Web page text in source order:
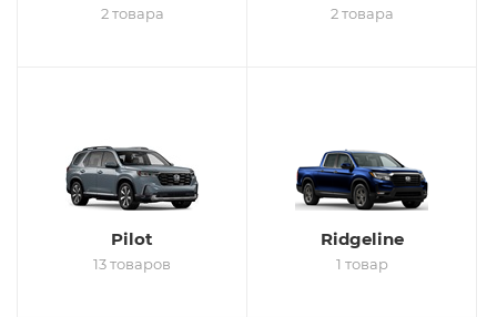
2 товара 2 товара
Pilot
13 товаров
Ridgeline
1 товар